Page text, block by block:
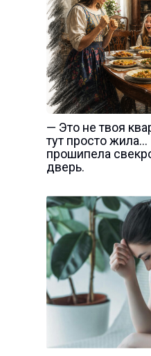
— Это не твоя
тут просто
прошипела
дверь.